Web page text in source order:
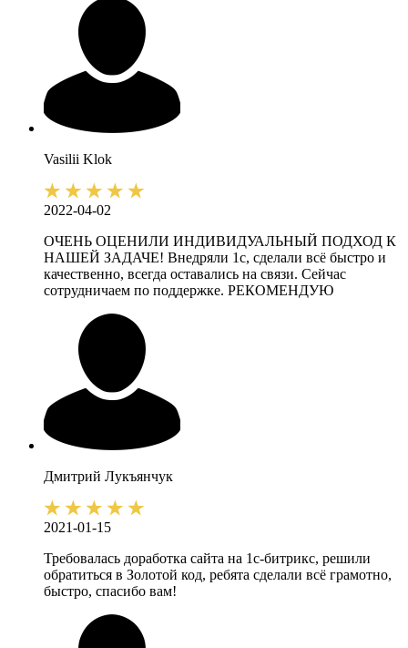
Vasilii Klok
2022-04-02
ОЧЕНЬ ОЦЕНИЛИ ИНДИВИДУАЛЬНЫЙ ПОДХОД К
НАШЕЙ ЗАДАЧЕ! Внедряли 1с, сделали всё быстро и
качественно, всегда оставались на связи. Сейчас
сотрудничаем по поддержке. РЕКОМЕНДУЮ
Дмитрий Лукъянчук
2021-01-15
Требовалась доработка сайта на 1с-битрикс, решили
обратиться в Золотой код, ребята сделали всё грамотно,
быстро, спасибо вам!